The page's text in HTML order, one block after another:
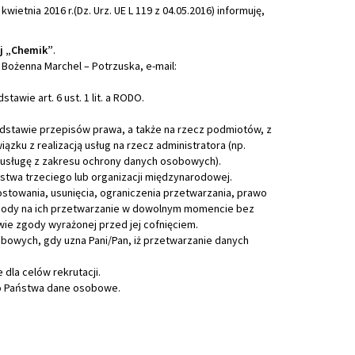
2016 r.(Dz. Urz. UE L 119 z 04.05.2016) informuję,
„Chemik”.
Marchel – Potrzuska, e-mail:
art. 6 ust. 1 lit. a RODO.
przepisów prawa, a także na rzecz podmiotów, z
z realizacją usług na rzecz administratora (np.
z zakresu ochrony danych osobowych).
trzeciego lub organizacji międzynarodowej.
usunięcia, ograniczenia przetwarzania, prawo
na ich przetwarzanie w dowolnym momencie bez
zgody wyrażonej przed jej cofnięciem.
gdy uzna Pani/Pan, iż przetwarzanie danych
dla celów rekrutacji.
dane osobowe.